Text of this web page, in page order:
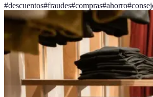
#descuentos#fraudes#compras#ahorro#